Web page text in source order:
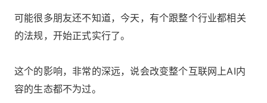
可能很多朋友还不知道，今天，有个跟整个行业都相关
的法规，开始正式实行了。
这个的影响，非常的深远，说会改变整个互联网上AI内
容的生态都不为过。